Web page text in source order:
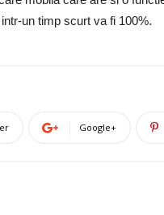
un timp scurt va fi 100%.
Google+